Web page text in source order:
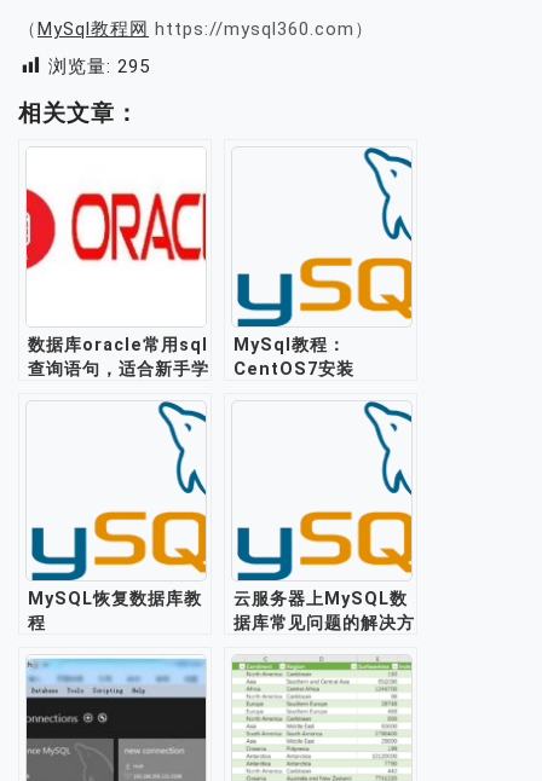
（MySql教程网 https://mysql360.com）
浏览量: 295
相关文章：
数据库oracle常用sql
查询语句，适合新手学
MySql教程：
CentOS7安装
MySQL恢复数据库教
程
云服务器上MySQL数
据库常见问题的解决方